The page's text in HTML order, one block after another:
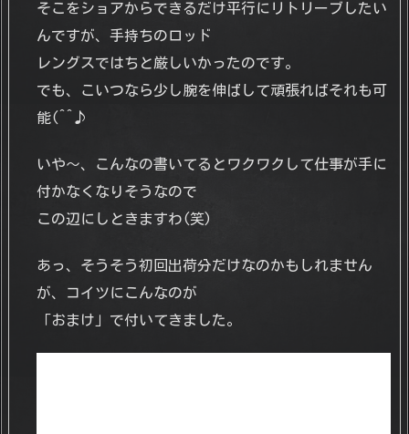
そこをショアからできるだけ平行にリトリーブしたい
んですが、手持ちのロッド
レングスではちと厳しいかったのです。
でも、こいつなら少し腕を伸ばして頑張ればそれも可
能(^^♪
いや～、こんなの書いてるとワクワクして仕事が手に
付かなくなりそうなので
この辺にしときますわ(笑)
あっ、そうそう初回出荷分だけなのかもしれません
が、コイツにこんなのが
「おまけ」で付いてきました。